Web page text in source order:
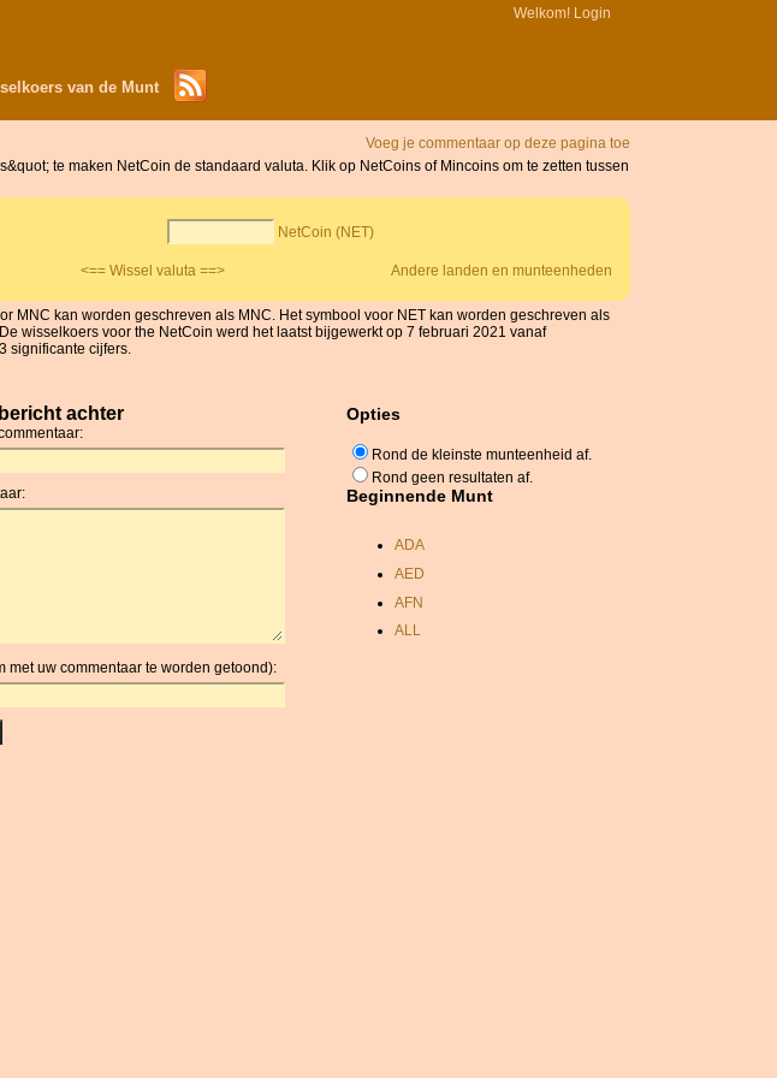
Welkom! Login
van de Munt
Voeg je commentaar op deze pagina toe
te maken NetCoin de standaard valuta. Klik op NetCoins of Mincoins om te zetten tussen
NetCoin (NET)
<== Wissel valuta ==> Andere landen en munteenheden
kan worden geschreven als MNC. Het symbool voor NET kan worden geschreven als
wisselkoers voor the NetCoin werd het laatst bijgewerkt op 7 februari 2021 vanaf
significante cijfers.
achter
met uw commentaar te worden getoond):
Opties
Rond de kleinste munteenheid af.
Rond geen resultaten af.
Beginnende Munt
ADA
AED
AFN
ALL